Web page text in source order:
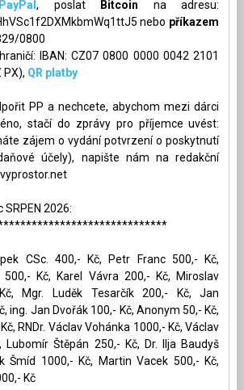
PayPal, poslat Bitcoin na adresu:
nebo příkazem
0800
IBAN: CZ07 0800 0000 0042 2101
PX), QR platby
PP a nechcete, abychom mezi dárci
stačí do zprávy pro příjemce uvést:
zájem o vydání potvrzení o poskytnutí
účely), napište nám na redakční
2026:
CSc. 400,- Kč, Petr Franc 500,- Kč,
500,- Kč, Karel Vávra 200,- Kč, Miroslav
Mgr. Luděk Tesarčík 200,- Kč, Jan
ing. Jan Dvořák 100,- Kč, Anonym 50,- Kč,
RNDr. Václav Vohánka 1000,- Kč, Václav
Lubomír Štěpán 250,- Kč, Dr. Ilja Baudyš
Šmíd 1000,- Kč, Martin Vacek 500,- Kč,
Kč